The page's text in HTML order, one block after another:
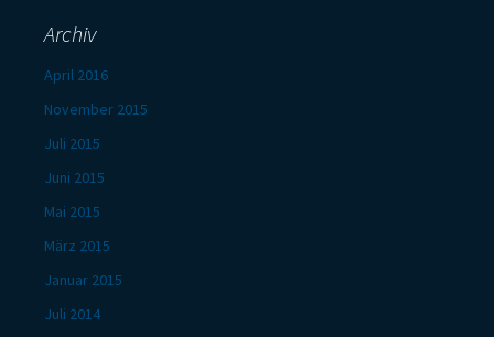
Archiv
April 2016
November 2015
Juli 2015
Juni 2015
Mai 2015
März 2015
Januar 2015
Juli 2014